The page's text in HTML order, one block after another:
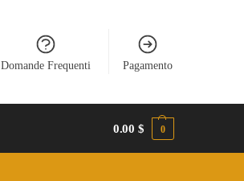
Domande Frequenti Pagamento
0.00$ 0